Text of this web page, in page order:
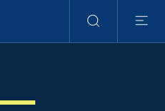
Ricerca
Menu